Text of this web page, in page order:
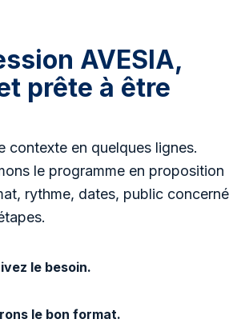
AVESIA,
prête à être
contexte en quelques lignes.
le programme en proposition
rythme, dates, public concerné
le besoin.
le bon format.